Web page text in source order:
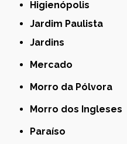
Higienópolis
Jardim Paulista
Jardins
Mercado
Morro da Pólvora
Morro dos Ingleses
Paraíso